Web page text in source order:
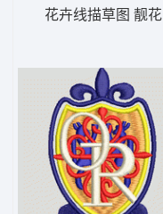
花卉线描草图 靓花